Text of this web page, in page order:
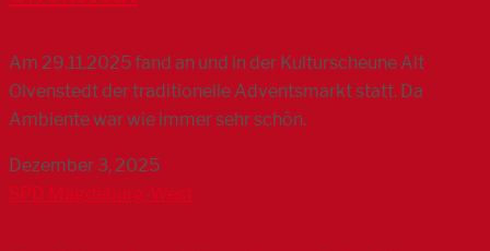
Am 29.11.2025 fand an und in der Kulturscheune Alt
Olvenstedt der traditionelle Adventsmarkt statt. Da
Ambiente war wie immer sehr schön.
Dezember 3, 2025
SPD Magdeburg-West